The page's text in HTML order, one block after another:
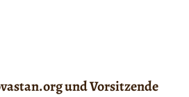
und Vorsitzende